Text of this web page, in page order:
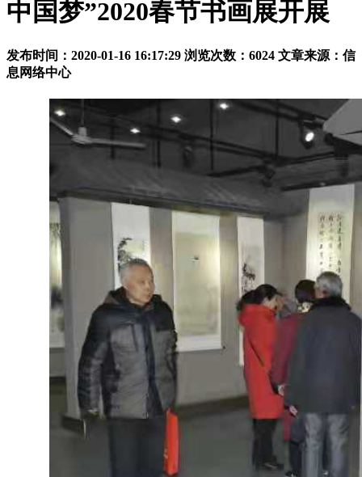
中国梦”2020春节书画展开展
发布时间：2020-01-16 16:17:29 浏览次数：6024 文章来源：信
息网络中心